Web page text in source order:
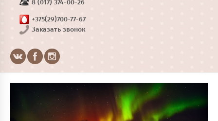
8 (017) 374-00-26
+375(29)700-77-67
Заказать звонок